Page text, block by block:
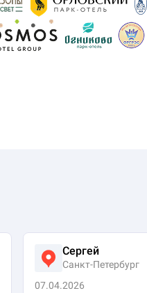
Сергей
Санкт-Петербург
07.04.2026